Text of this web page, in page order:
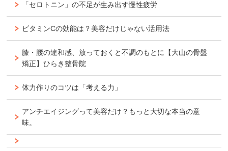
「セロトニン」の不足が生み出す慢性疲労
ビタミンCの効能は？美容だけじゃない活用法
膝・腰の違和感、放っておくと不調のもとに【大山の骨盤
矯正】ひらき整骨院
体力作りのコツは「考える力」
アンチエイジングって美容だけ？もっと大切な本当の意
味。